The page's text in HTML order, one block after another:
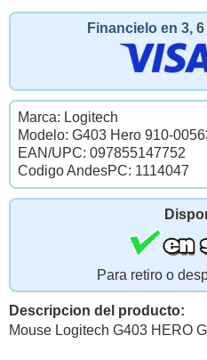
Financielo en 3,
Marca: Logitech
Modelo: G403 Hero 910-
EAN/UPC: 097855147752
Codigo AndesPC: 1114047
Para retiro o
Descripcion del producto:
Mouse Logitech G403 HERO